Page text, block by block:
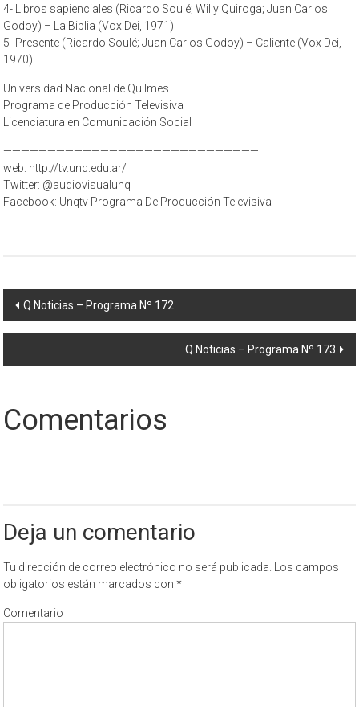
4- Libros sapienciales (Ricardo Soulé; Willy Quiroga; Juan Carlos
Godoy) – La Biblia (Vox Dei, 1971)
5- Presente (Ricardo Soulé; Juan Carlos Godoy) – Caliente (Vox Dei,
1970)
Universidad Nacional de Quilmes
Programa de Producción Televisiva
Licenciatura en Comunicación Social
—————————————————————————————
web: http://tv.unq.edu.ar/
Twitter: @audiovisualunq
Facebook: Unqtv Programa De Producción Televisiva
Navegación
de
entradas
Q.Noticias – Programa Nº 172
Q.Noticias – Programa Nº 173
Comentarios
Deja un comentario
Tu dirección de correo electrónico no será publicada. Los campos
obligatorios están marcados con*
Comentario